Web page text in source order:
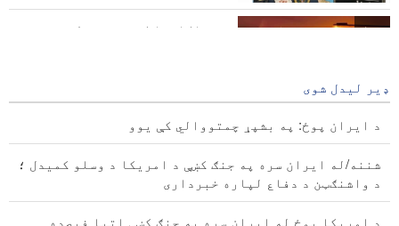
په جاکارتا کې په یوه لوړه
ډیر لیدل شوی
د ایران پوځ: په بشپړ چمتووالي کې یوو
شننه/له ایران سره په جنګ کښې د امریکا د وسلو کمیدل ؛
د واشنګټن د دفاع لپاره خبرداری
د امریکا پوځ له ایران سره په جنګ کښې اتیا فیصده